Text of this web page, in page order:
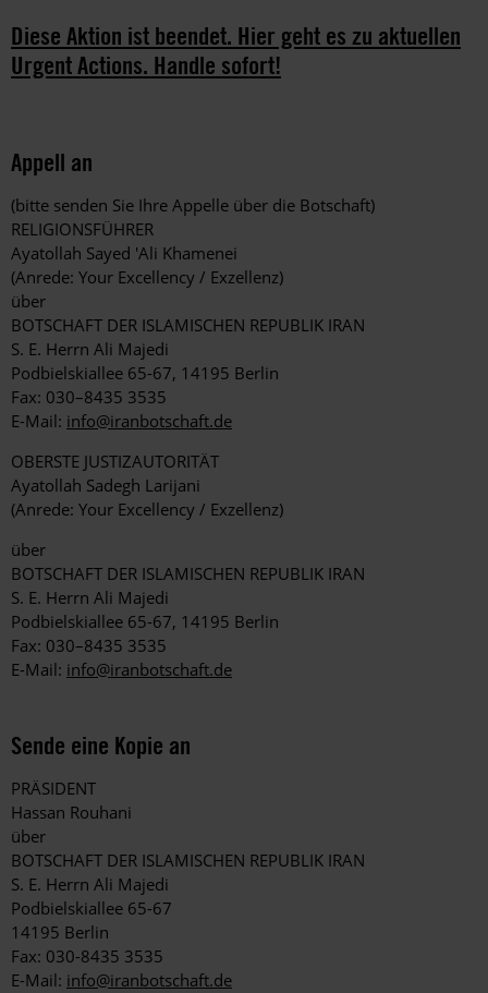
Diese Aktion ist beendet. Hier geht es zu aktuellen
Urgent Actions. Handle sofort!
Appell an
(bitte senden Sie Ihre Appelle über die Botschaft)
RELIGIONSFÜHRER
Ayatollah Sayed 'Ali Khamenei
(Anrede: Your Excellency / Exzellenz)
über
BOTSCHAFT DER ISLAMISCHEN REPUBLIK IRAN
S. E. Herrn Ali Majedi
Podbielskiallee 65-67, 14195 Berlin
Fax: 030–8435 3535
E-Mail: info@iranbotschaft.de
OBERSTE JUSTIZAUTORITÄT
Ayatollah Sadegh Larijani
(Anrede: Your Excellency / Exzellenz)
über
BOTSCHAFT DER ISLAMISCHEN REPUBLIK IRAN
S. E. Herrn Ali Majedi
Podbielskiallee 65-67, 14195 Berlin
Fax: 030–8435 3535
E-Mail: info@iranbotschaft.de
Sende eine Kopie an
PRÄSIDENT
Hassan Rouhani
über
BOTSCHAFT DER ISLAMISCHEN REPUBLIK IRAN
S. E. Herrn Ali Majedi
Podbielskiallee 65-67
14195 Berlin
Fax: 030-8435 3535
E-Mail: info@iranbotschaft.de